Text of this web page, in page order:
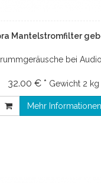
Mantelstromfilter
bei
32.00 € * Gewicht 2 kg
Mehr Informationen